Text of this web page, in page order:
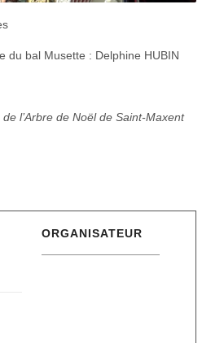
du bal Musette : Delphine HUBIN
l’Arbre de Noël de Saint-Maxent
ORGANISATEUR